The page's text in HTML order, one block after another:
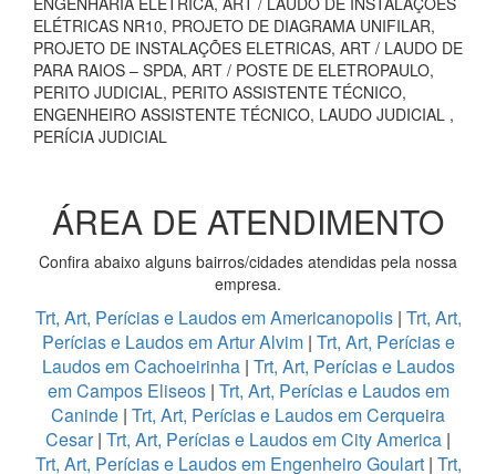
ELÉTRICAS NR10, PROJETO DE DIAGRAMA UNIFILAR,
PROJETO DE INSTALAÇÕES ELETRICAS, ART / LAUDO DE
PARA RAIOS – SPDA, ART / POSTE DE ELETROPAULO,
PERITO JUDICIAL, PERITO ASSISTENTE TÉCNICO,
ENGENHEIRO ASSISTENTE TÉCNICO, LAUDO JUDICIAL ,
PERÍCIA JUDICIAL
ÁREA DE ATENDIMENTO
Confira abaixo alguns bairros/cidades atendidas pela nossa
empresa.
Trt, Art, Perícias e Laudos em Americanopolis | Trt, Art,
Perícias e Laudos em Artur Alvim | Trt, Art, Perícias e
Laudos em Cachoeirinha| Trt, Art, Perícias e Laudos
em Campos Eliseos | Trt, Art, Perícias e Laudos em
Caninde | Trt, Art, Perícias e Laudos em Cerqueira
Cesar| Trt, Art, Perícias e Laudos em City America |
Trt, Art, Perícias e Laudos em Engenheiro Goulart | Trt,